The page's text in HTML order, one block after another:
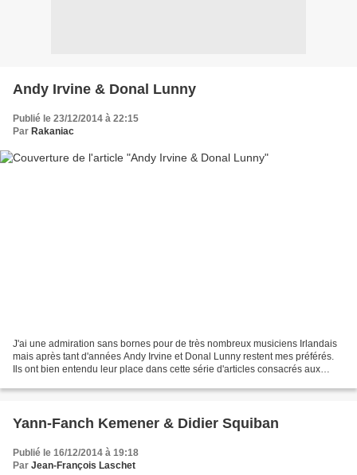
Andy Irvine & Donal Lunny
Publié le 23/12/2014 à 22:15
Par Rakaniac
J'ai une admiration sans bornes pour de très nombreux musiciens Irlandais
mais après tant d'années Andy Irvine et Donal Lunny restent mes préférés.
Ils ont bien entendu leur place dans cette série d'articles consacrés aux
Yann-Fanch Kemener & Didier Squiban
Publié le 16/12/2014 à 19:18
Par Jean-François Laschet